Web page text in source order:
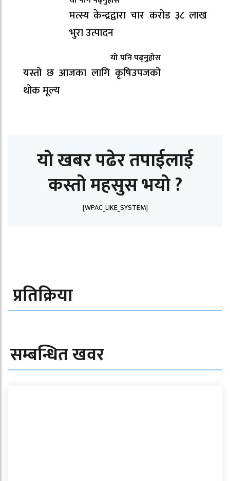
मत्स्य केन्द्रद्वारा चार करोड ३८ लाख
भुरा उत्पादन
यो पनि पढ्नुहोस
यस्तो छ आजका लागि कृषिउपजको
थोक मूल्य
यो खबर पढेर तपाईलाई
कस्तो महसुस भयो ?
[WPAC_LIKE_SYSTEM]
प्रतिक्रिया
सम्बन्धित खवर